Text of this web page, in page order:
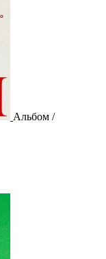
Альбом /